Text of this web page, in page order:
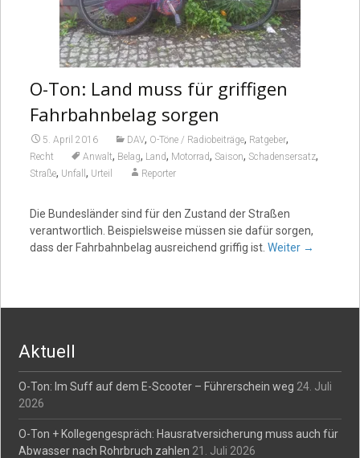
O-Ton: Land muss für griffigen
Fahrbahnbelag sorgen
5. April 2016 DAV, O-Töne / Radiobeiträge, Ratgeber,
Recht Anwalt, Belag, Land, Motorrad, Saison, Schadensersatz,
Straße, Unfall , Urteil Reporter
Die Bundesländer sind für den Zustand der Straßen
verantwortlich. Beispielsweise müssen sie dafür sorgen,
dass der Fahrbahnbelag ausreichend griffig ist. Weiter →
Aktuell
O-Ton: Im Suff auf dem E-Scooter – Führerschein weg 24. Juli
2026
O-Ton + Kollegengespräch: Hausratversicherung muss auch für
Abwasser nach Rohrbruch zahlen 21. Juli 2026